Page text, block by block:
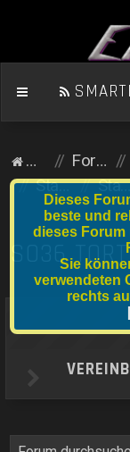
Homepage
Foren-Übersicht
Stadtserver
Stadtnummer
S036
Dieses
beste und
dieses Forum
Sie
verwendeten
rechts